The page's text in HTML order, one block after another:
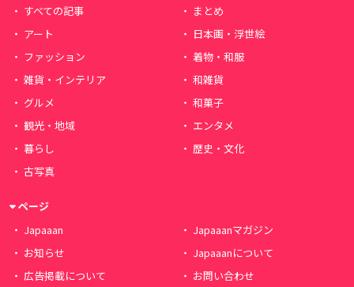
すべての記事
まとめ
アート
日本画・浮世絵
ファッション
着物・和服
雑貨・インテリア
和雑貨
グルメ
和菓子
観光・地域
エンタメ
暮らし
歴史・文化
古写真
ページ
Japaaan
Japaaanマガジン
お知らせ
Japaaanについて
広告掲載について
お問い合わせ